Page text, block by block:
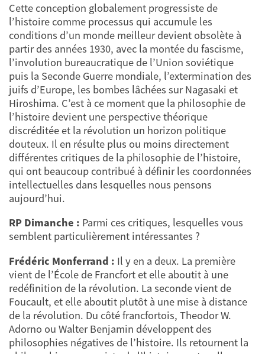
Cette conception globalement progressiste de
l’histoire comme processus qui accumule les
conditions d’un monde meilleur devient obsolète à
partir des années 1930, avec la montée du fascisme,
l’involution bureaucratique de l’Union soviétique
puis la Seconde Guerre mondiale, l’extermination des
juifs d’Europe, les bombes lâchées sur Nagasaki et
Hiroshima. C’est à ce moment que la philosophie de
l’histoire devient une perspective théorique
discréditée et la révolution un horizon politique
douteux. Il en résulte plus ou moins directement
différentes critiques de la philosophie de l’histoire,
qui ont beaucoup contribué à définir les coordonnées
intellectuelles dans lesquelles nous pensons
aujourd’hui.
RP Dimanche : Parmi ces critiques, lesquelles vous
semblent particulièrement intéressantes ?
Frédéric Monferrand : Il y en a deux. La première
vient de l’École de Francfort et elle aboutit à une
redéfinition de la révolution. La seconde vient de
Foucault, et elle aboutit plutôt à une mise à distance
de la révolution. Du côté francfortois, Theodor W.
Adorno ou Walter Benjamin développent des
philosophies négatives de l’histoire. Ils retournent la